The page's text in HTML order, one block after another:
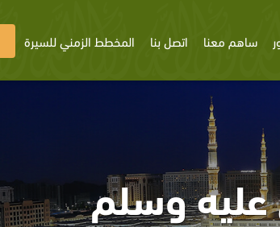
ساهم معنا اتصل بنا المخطط الزمني للسيرة
عليه وسلم